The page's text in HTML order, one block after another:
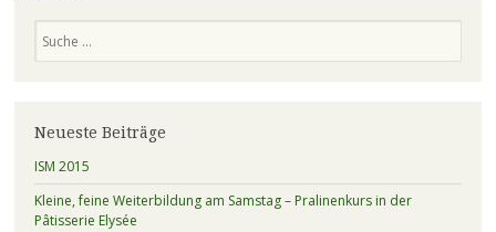
Neueste Beiträge
ISM 2015
Kleine, feine Weiterbildung am Samstag – Pralinenkurs in der
Pâtisserie Elysée